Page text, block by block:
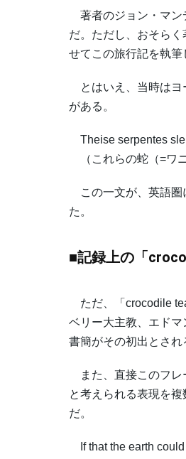
著者のジョン・マン
だ。ただし、おそら
せてこの旅行記を執筆
とはいえ、当時はヨ
がある。
Theise serpentes
（これらの蛇（=ワ
この一文が、英語圏
た。
■記録上の「
ただ、「crocodile
ベリー大主教、エド
書簡がその初出とされ
また、直接このフレ
と考えられる表現を
だ。
If that the earth